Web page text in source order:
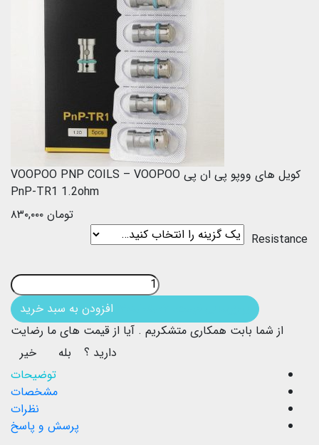
کویل های ووپو پی ان پی VOOPOO PNP COILS – VOOPOO
PnP-TR1 1.2ohm
تومان
Resistance
از شما بابت همکاری متشکریم . آیا از قیمت های ما رضایت
دارید ؟
بله
خیر
توضیحات
مشخصات
نظرات
پرسش و پاسخ